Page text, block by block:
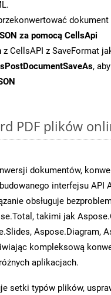
dokument
za pomocą CellsApi
z CellsAPI z SaveFormat
,
PDF plików
dokumentów,
interfejsu API
obsługuje
takimi jak
Aspose.Diagram,
kompleksową
aplikacjach.
setki typów plików,